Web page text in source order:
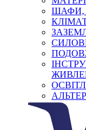
ШАФИ,